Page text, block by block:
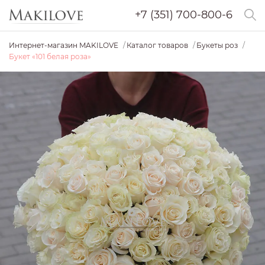
+7 (351) 700-800-6
Интернет-магазин MAKILOVE Каталог товаров
Букеты роз
Букет «101 белая роза»